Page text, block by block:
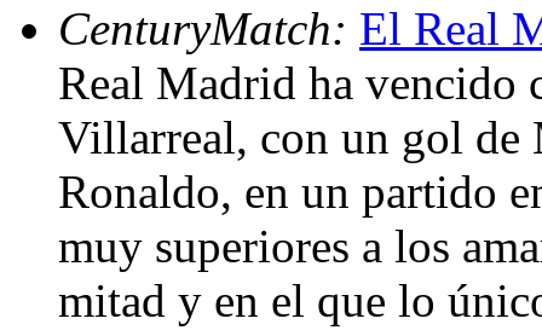
CenturyMatch: El Real
Real Madrid ha vencido
Villarreal, con un gol de
Ronaldo, en un partido
muy superiores a los
mitad y en el que lo